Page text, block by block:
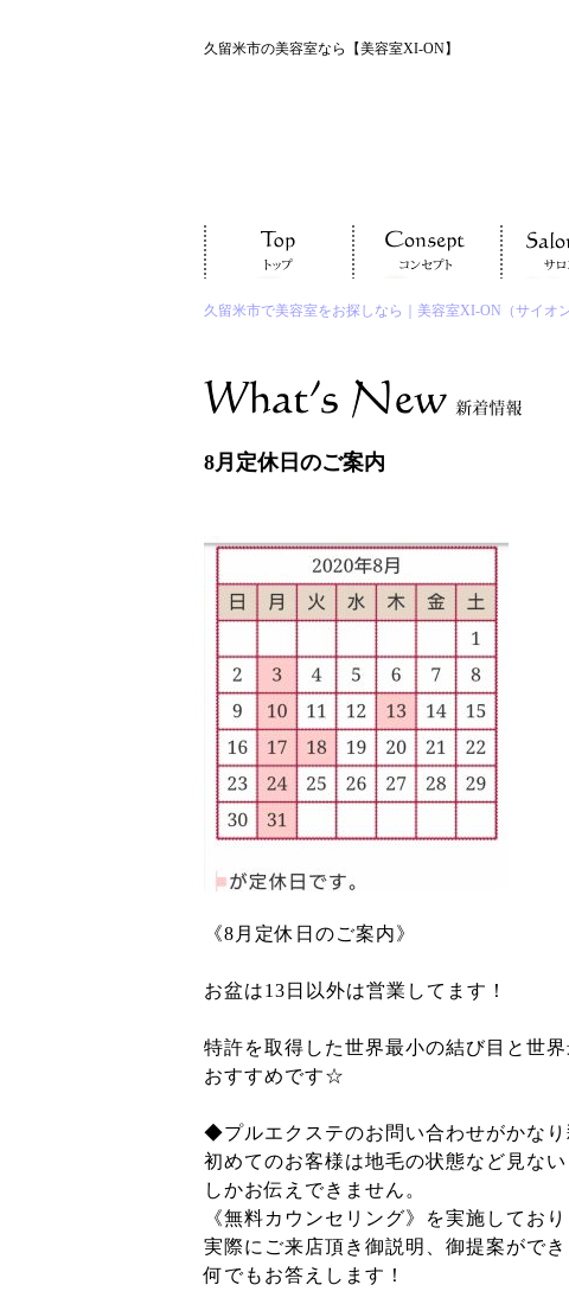
久留米市の美容室なら【美容室XI-ON】
久留米市で美容室をお探しなら｜美容室XI-ON（サイオン
8月定休日のご案内
《8月定休日のご案内》
お盆は13日以外は営業してます！
特許を取得した世界最小の結び目と世
おすすめです☆
◆プルエクステのお問い合わせがかなり
初めてのお客様は地毛の状態など見な
しかお伝えできません。
《無料カウンセリング》を実施してお
実際にご来店頂き御説明、御提案がで
何でもお答えします！